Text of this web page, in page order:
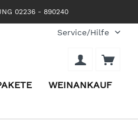
02236 - 890240
Service/Hilfe
WEINANKAUF